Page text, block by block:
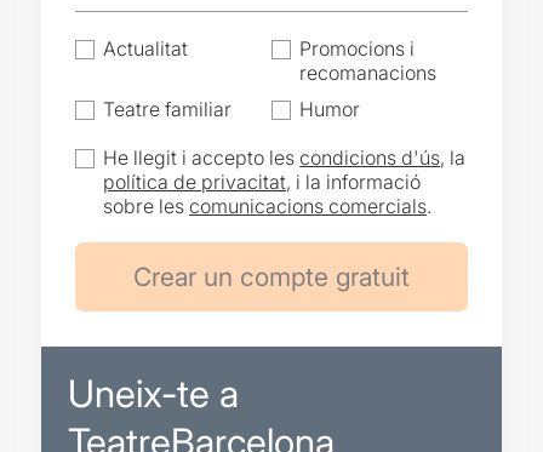
Actualitat
Promocions i
recomanacions
Teatre familiar
Humor
He llegit i accepto lescondicions d'ús, la
política de privacitat, i la informació
sobre lescomunicacions comercials.
Uneix-te a
TeatreBarcelona